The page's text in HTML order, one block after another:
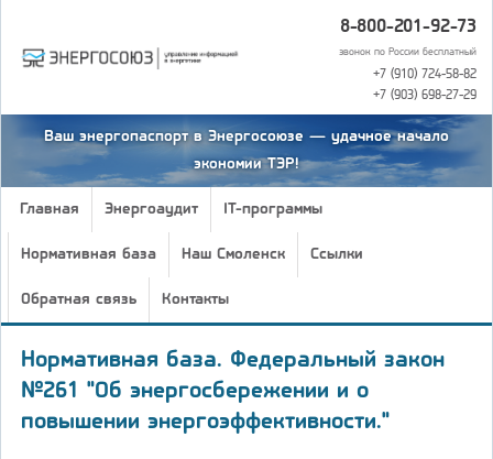
8-800-201-92-73
звонок по России бесплатный
+7 (910) 724-58-82
+7 (903) 698-27-29
Ваш энергопаспорт в Энергосоюзе — удачное начало
экономии ТЭР!
Главная Энергоаудит IT-программы
Нормативная база Наш Смоленск Ссылки
Обратная связь Контакты
Нормативная база. Федеральный закон
№261 "Об энергосбережении и о
повышении энергоэффективности."